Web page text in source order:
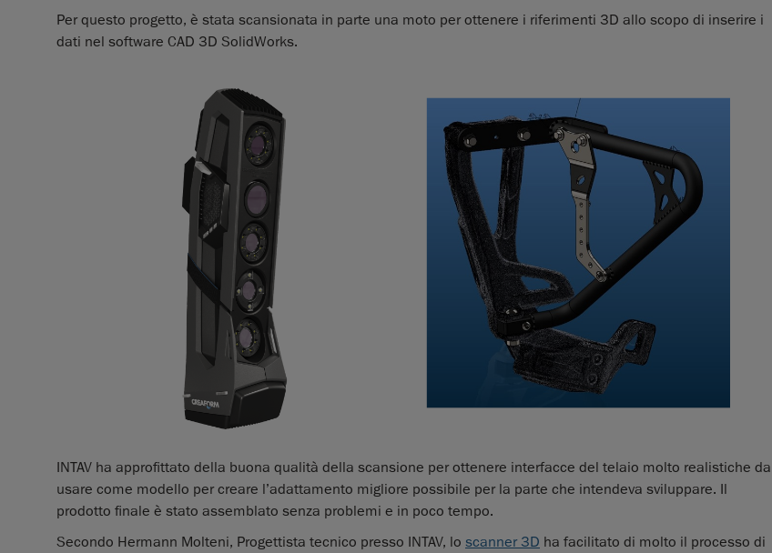
Per questo progetto, è stata scansionata in parte una moto per ottenere i riferimenti 3D allo scopo di inserire i
dati nel software CAD 3D SolidWorks.
INTAV ha approfittato della buona qualità della scansione per ottenere interfacce del telaio molto realistiche da
usare come modello per creare l’adattamento migliore possibile per la parte che intendeva sviluppare. Il
prodotto finale è stato assemblato senza problemi e in poco tempo.
Secondo Hermann Molteni, Progettista tecnico presso INTAV, lo scanner 3D ha facilitato di molto il processo di